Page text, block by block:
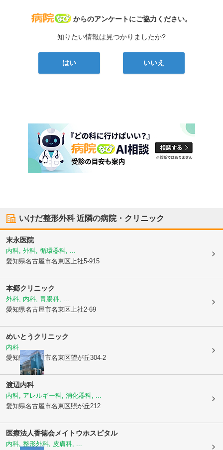
病院なび
からのアンケートにご協力ください。
知りたい情報は見つかりましたか?
はい いいえ
いけだ整形外科近隣の病院・クリニック
末永医院
内科, 外科, 循環器科, ...
愛知県名古屋市名東区上社5-915
本郷クリニック
外科, 内科, 胃腸科, ...
愛知県名古屋市名東区上社2-69
めいとうクリニック
内科
愛知県名古屋市名東区望が丘304-2
渡辺内科
内科, アレルギー科, 消化器科, ...
愛知県名古屋市名東区照が丘212
医療法人香徳会メイトウホスピタル
内科, 整形外科, 皮膚科, ...